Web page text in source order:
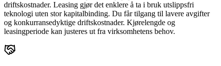
driftskostnader. Leasing gjør det enklere å ta i bruk utslippsfri
teknologi uten stor kapitalbinding. Du får tilgang til lavere avgifter
og konkurransedyktige driftskostnader. Kjørelengde og
leasingperiode kan justeres ut fra virksomhetens behov.